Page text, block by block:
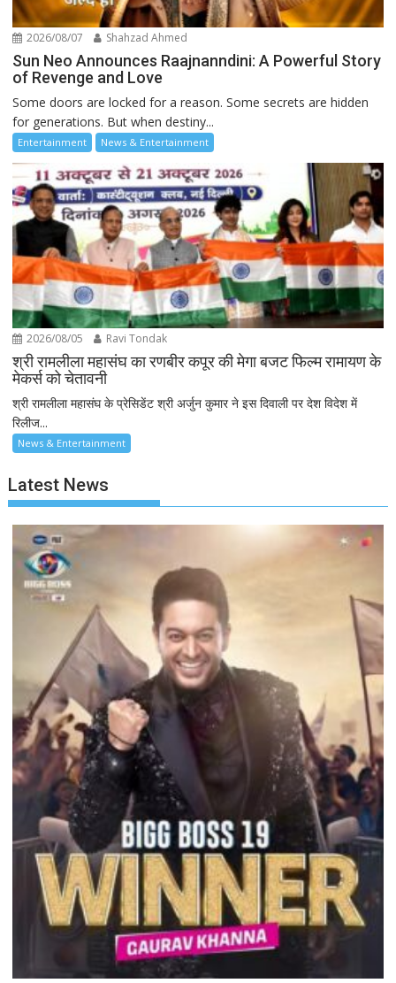
2026/08/07 Shahzad Ahmed
Sun Neo Announces Raajnanndini: A Powerful Story
of Revenge and Love
Some doors are locked for a reason. Some secrets are hidden
for generations. But when destiny...
Entertainment News & Entertainment
2026/08/05 Ravi Tondak
श्री रामलीला महासंघ का रणबीर कपूर की मेगा बजट फिल्म रामायण के
मेकर्स को चेतावनी
श्री रामलीला महासंघ के प्रेसिडेंट श्री अर्जुन कुमार ने इस दिवाली पर देश विदेश में
रिलीज...
News & Entertainment
Latest News